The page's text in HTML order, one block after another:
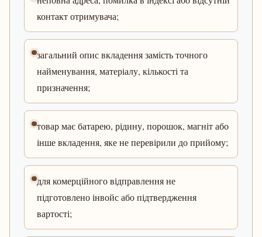
контакт отримувача;
загальний опис вкладення замість точного
найменування, матеріалу, кількості та
призначення;
товар має батарею, рідину, порошок, магніт або
інше вкладення, яке не перевірили до прийому;
для комерційного відправлення не
підготовлено інвойс або підтвердження
вартості;